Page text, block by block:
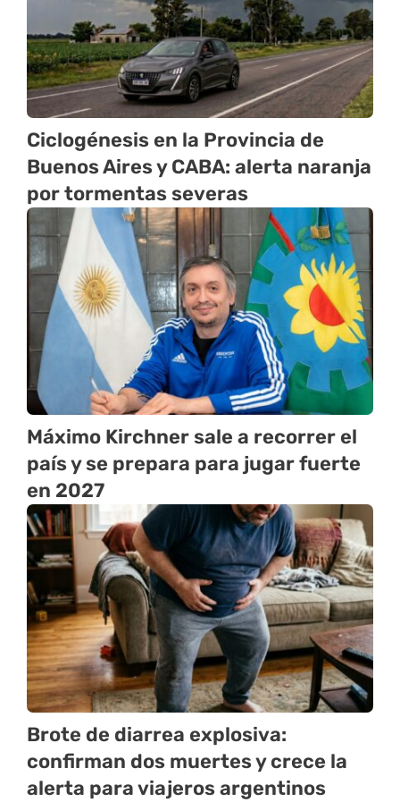
Ciclogénesis en la Provincia de
Buenos Aires y CABA: alerta naranja
por tormentas severas
Máximo Kirchner sale a recorrer el
país y se prepara para jugar fuerte
en 2027
Brote de diarrea explosiva:
confirman dos muertes y crece la
alerta para viajeros argentinos